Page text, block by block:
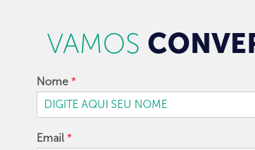
VAMOS
Nome *
Email *